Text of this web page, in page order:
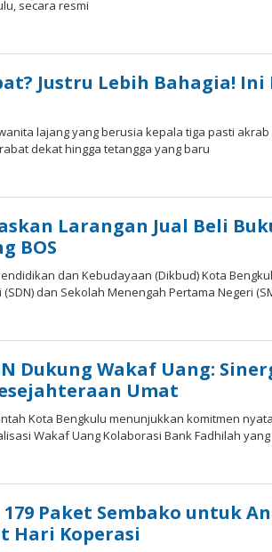
secara resmi
Justru Lebih Bahagia! Ini
wanita lajang yang berusia kepala tiga pasti
dekat hingga tetangga yang baru
Larangan Jual Beli
BOS
Pendidikan dan Kebudayaan (Dikbud) Kota
dan Sekolah Menengah Pertama Negeri
Dukung Wakaf Uang:
Umat
Kota Bengkulu menunjukkan komitmen
Wakaf Uang Kolaborasi Bank Fadhilah
179 Paket Sembako untuk
Hari Koperasi